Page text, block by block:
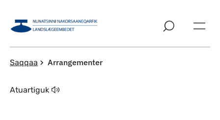
Saqqaa Arrangementer
Atuartiguk